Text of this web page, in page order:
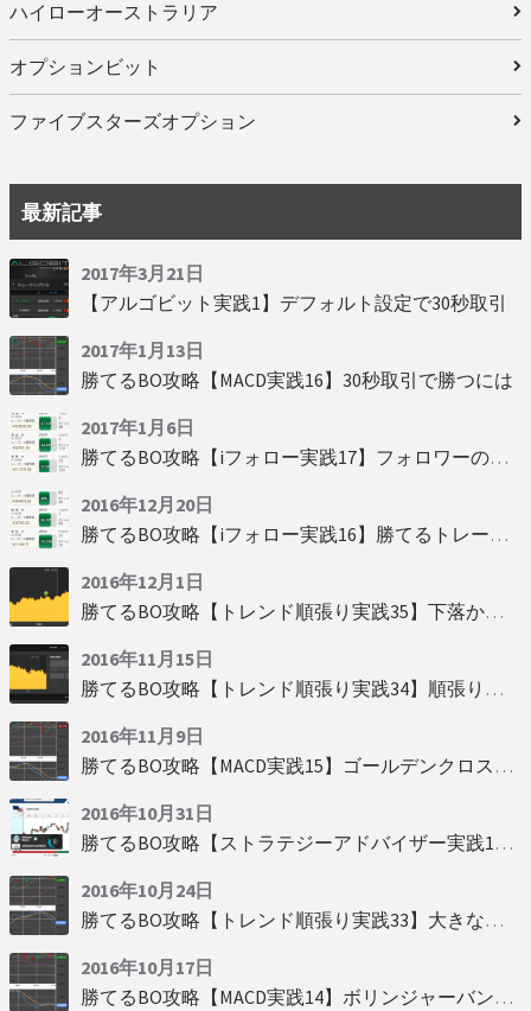
ハイローオーストラリア
オプションビット
ファイブスターズオプション
最新記事
2017年3月21日
【アルゴビット実践1】デフォルト設定で30秒取引
2017年1月13日
勝てるBO攻略【MACD実践16】30秒取引で勝つには
2017年1月6日
勝てるBO攻略【iフォロー実践17】フォロワーの少ない人をフォローする
2016年12月20日
勝てるBO攻略【iフォロー実践16】勝てるトレーダーを見抜く
2016年12月1日
勝てるBO攻略【トレンド順張り実践35】下落からの反発を見極める
2016年11月15日
勝てるBO攻略【トレンド順張り実践34】順張りに適した変動
2016年11月9日
勝てるBO攻略【MACD実践15】ゴールデンクロスで勝つ
2016年10月31日
勝てるBO攻略【ストラテジーアドバイザー実践19】慌てず自動分析
2016年10月24日
勝てるBO攻略【トレンド順張り実践33】大きな変動にすべり込み
2016年10月17日
勝てるBO攻略【MACD実践14】ボリンジャーバンドとともに相場を読む